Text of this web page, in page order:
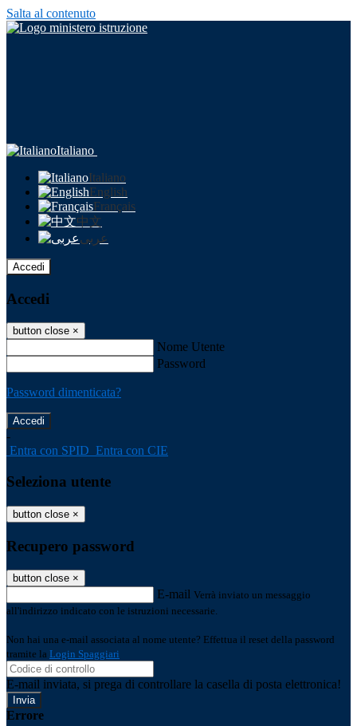
Salta al contenuto
Italiano
Italiano
English
Français
中文
عربى
Accedi
Accedi
button close ×
Nome Utente
Password
Password dimenticata?
-
Entra con SPID Entra con CIE
Seleziona utente
button close ×
Recupero password
button close ×
E-mail Verrà inviato un messaggio
all'indirizzo indicato con le istruzioni necessarie.
Non hai una e-mail associata al nome utente? Effettua il reset della password
tramite la Login Spaggiari
E-mail inviata, si prega di controllare la casella di posta elettronica!
Errore